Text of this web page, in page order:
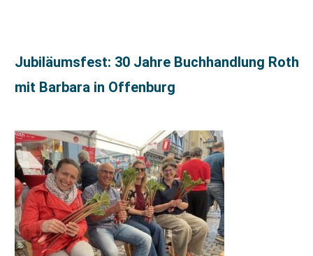
Jubiläumsfest: 30 Jahre Buchhandlung Roth
mit Barbara in Offenburg